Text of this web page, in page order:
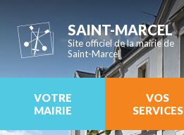
SAINT-MARCEL
Site officiel de la mairie de
Saint-Marcel
VOTRE
MAIRIE
VOS
SERVICES